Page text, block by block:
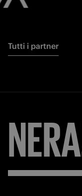
Tutti i partner